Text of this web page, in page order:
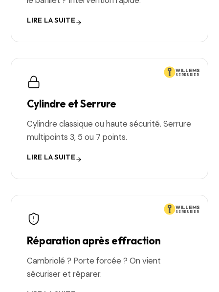
LIRE LA SUITE
WILLEMS
SERRURIER
Cylindre et Serrure
Cylindre classique ou haute sécurité. Serrure
multipoints 3, 5 ou 7 points.
LIRE LA SUITE
WILLEMS
SERRURIER
Réparation après effraction
Cambriolé ? Porte forcée ? On vient
sécuriser et réparer.